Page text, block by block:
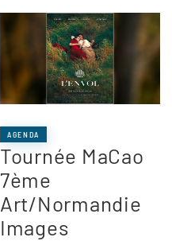
AGENDA
Tournée MaCao
7ème
Art/Normandie
Images